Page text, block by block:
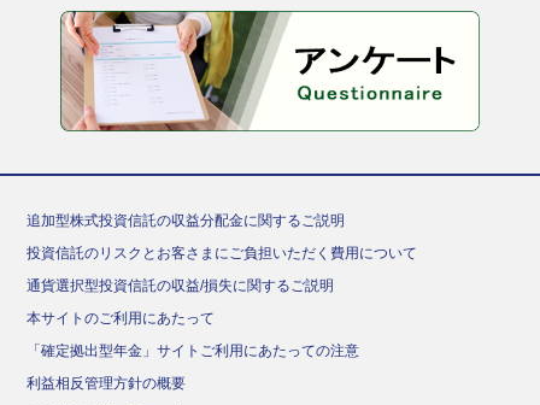
追加型株式投資信託の収益分配金に関するご説明
投資信託のリスクとお客さまにご負担いただく費用について
通貨選択型投資信託の収益/損失に関するご説明
本サイトのご利用にあたって
「確定拠出型年金」サイトご利用にあたっての注意
利益相反管理方針の概要